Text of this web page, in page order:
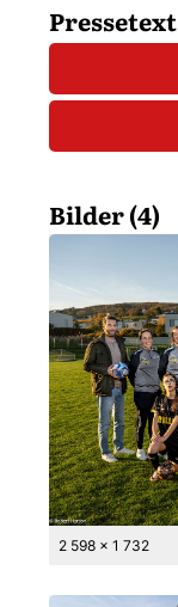
Pressetext
Bilder (4)
2 598 x 1 732